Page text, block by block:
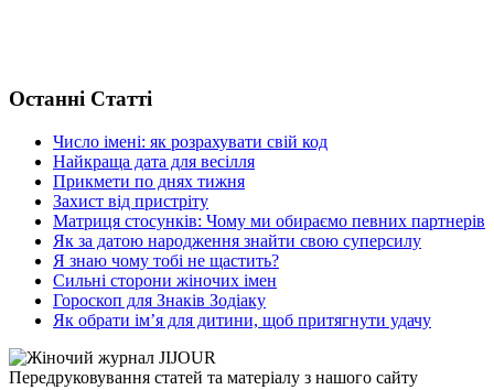
Останні Статті
Число імені: як розрахувати свій код
Найкраща дата для весілля
Прикмети по днях тижня
Захист від пристріту
Матриця стосунків: Чому ми обираємо певних партнерів
Як за датою народження знайти свою суперсилу
Я знаю чому тобі не щастить?
Сильні сторони жіночих імен
Гороскоп для Знаків Зодіаку
Як обрати ім’я для дитини, щоб притягнути удачу
Передруковування статей та матеріалу з нашого сайту